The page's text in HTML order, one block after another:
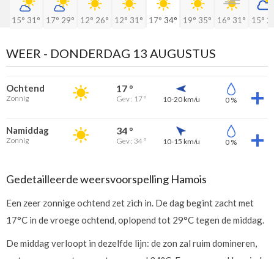
15° 31° 17° 29° 12° 26° 12° 31° 17° 34° 19° 35° 16° 31° 15°
WEER - DONDERDAG 13 AUGUSTUS
Ochtend
Zonnig
17 °
Gev : 17 ° 10-20 km/u 0 %
Namiddag
Zonnig
34 °
Gev : 34 ° 10-15 km/u 0 %
Gedetailleerde weersvoorspelling Hamois
Een zeer zonnige ochtend zet zich in. De dag begint zacht met
17°C in de vroege ochtend, oplopend tot 29°C tegen de middag.
De middag verloopt in dezelfde lijn: de zon zal ruim domineren,